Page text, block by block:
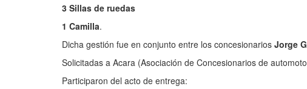
3 Sillas de ruedas
1 Camilla.
Dicha gestión fue en conjunto entre los concesionarios Jorge
Solicitadas a Acara (Asociación de Concesionarios de
Participaron del acto de entrega: